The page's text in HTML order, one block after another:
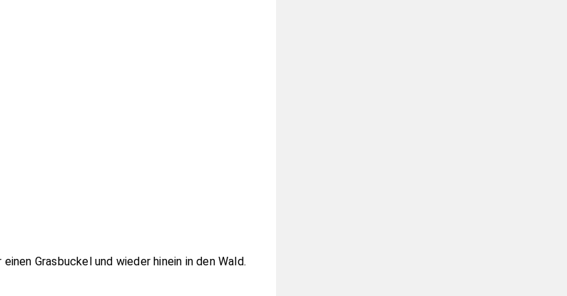
Grasbuckel und wieder hinein in den Wald.